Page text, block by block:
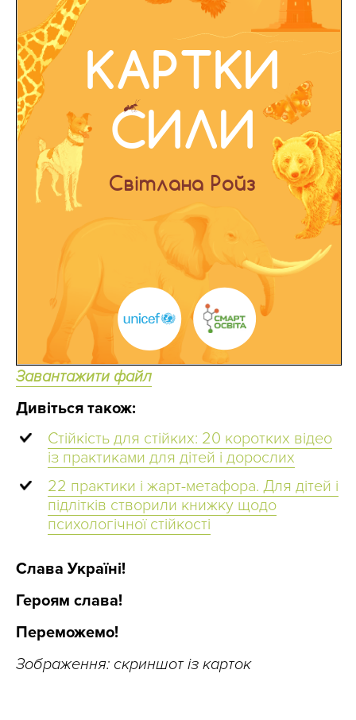
Завантажити файл
Дивіться також:
Стійкість для стійких: 20 коротких відео
із практиками для дітей і дорослих
22 практики і жарт-метафора. Для дітей і
підлітків створили книжку щодо
психологічної стійкості
Слава Україні!
Героям слава!
Переможемо!
Зображення: скриншот із карток